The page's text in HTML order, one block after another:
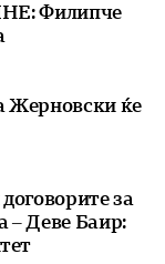
Филипче
Жерновски ќе
за
– Деве Баир: